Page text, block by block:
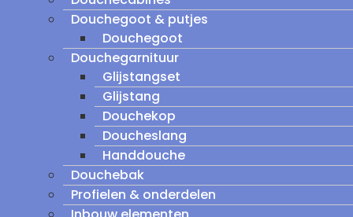
Douchegoot & putjes
Douchegoot
Douchegarnituur
Glijstangset
Glijstang
Douchekop
Doucheslang
Handdouche
Douchebak
Profielen & onderdelen